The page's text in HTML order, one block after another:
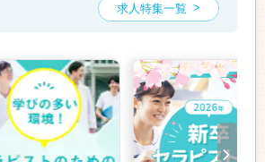
求人特集一覧